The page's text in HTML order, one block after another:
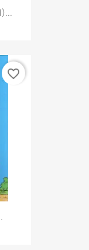
favorite_border